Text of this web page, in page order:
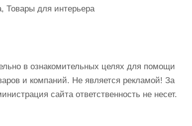
Товары для интерьера
в ознакомительных целях для помощи
и компаний. Не является рекламой! За
сайта ответственность не несет.